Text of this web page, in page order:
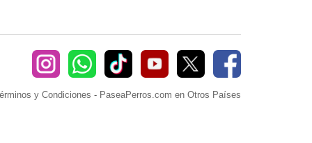
y Condiciones - PaseaPerros.com en Otros Países